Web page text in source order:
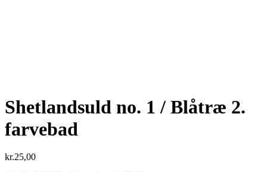
Shetlandsuld no. 1 / Blåtræ 2.
farvebad
kr.25,00